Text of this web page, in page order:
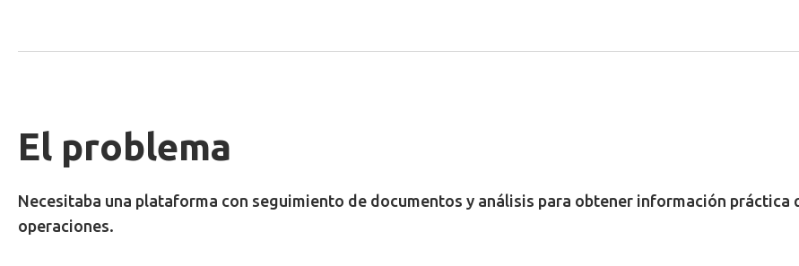
El problema
Necesitaba una plataforma con seguimiento de documentos y análisis para obtener información práctica
operaciones.